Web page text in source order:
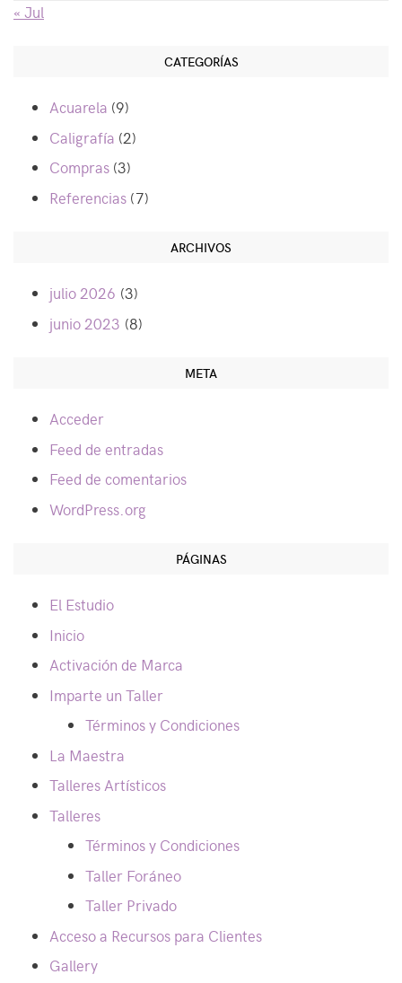
« Jul
CATEGORÍAS
Acuarela (9)
Caligrafía (2)
Compras (3)
Referencias (7)
ARCHIVOS
julio 2026 (3)
junio 2023 (8)
META
Acceder
Feed de entradas
Feed de comentarios
WordPress.org
PÁGINAS
El Estudio
Inicio
Activación de Marca
Imparte un Taller
Términos y Condiciones
La Maestra
Talleres Artísticos
Talleres
Términos y Condiciones
Taller Foráneo
Taller Privado
Acceso a Recursos para Clientes
Gallery